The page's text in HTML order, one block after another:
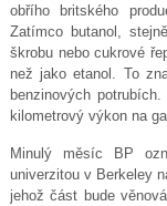
obřího britského
Zatímco butanol,
škrobu nebo cukrové
než jako etanol. To
benzinových
kilometrový výkon na
Minulý měsíc BP
univerzitou v Berkeley
jehož část bude